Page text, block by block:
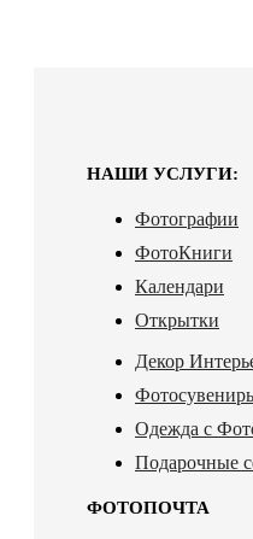
НАШИ УСЛУГИ:
Фотографии
ФотоКниги
Календари
Открытки
Декор
Одежда с
Подарочные
ФОТОПОЧТА